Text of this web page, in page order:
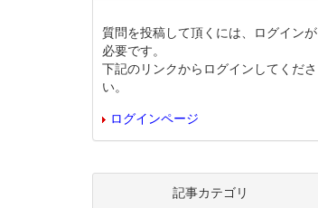
質問を投稿して頂くには、ログインが
必要です。
下記のリンクからログインしてくださ
い。
ログインページ
記事カテゴリ